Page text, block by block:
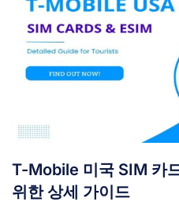
T-Mobile 미국 SIM 카
위한 상세 가이드